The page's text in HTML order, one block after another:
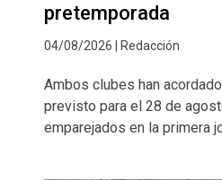
pretemporada
04/08/2026 | Redacción
Ambos clubes han
previsto para el 28 de
emparejados en la primera